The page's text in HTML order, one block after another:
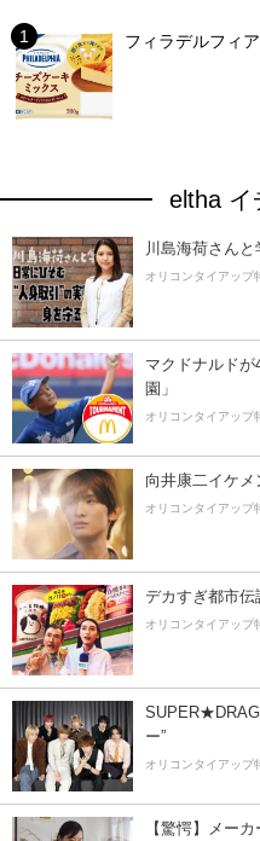
フィラデルフィ
eltha イ
川島海荷さんと
オリコンタイアップ
マクドナルド
園」
オリコンタイアップ
向井康二イケメ
オリコンタイアップ
デカすぎ都市
オリコンタイアップ
ー”
オリコンタイアップ
【驚愕】メー